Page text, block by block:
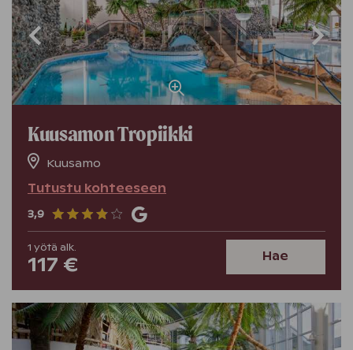
Kuusamon Tropiikki
Kuusamo
Tutustu kohteeseen
3,9
1 yötä alk.
117 € Hae